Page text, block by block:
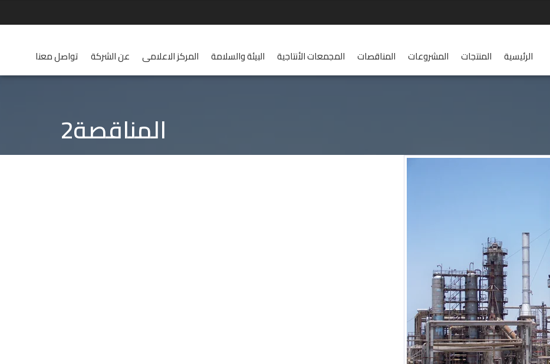
تواصل معنا عن الشركة المركز الاعلامى البيئة والسلامة المجمعات الأنتاجية المناقصات المشروعات المنتجات الرئيسية
المناقصة2